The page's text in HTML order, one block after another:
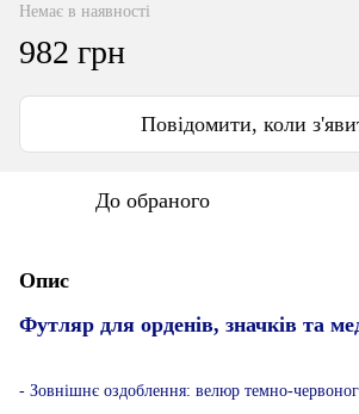
Немає в наявності
982 грн
Повідомити, коли
До обраного
Опис
Футляр для орденів, значків та
- Зовнішнє оздоблення: велюр темно-